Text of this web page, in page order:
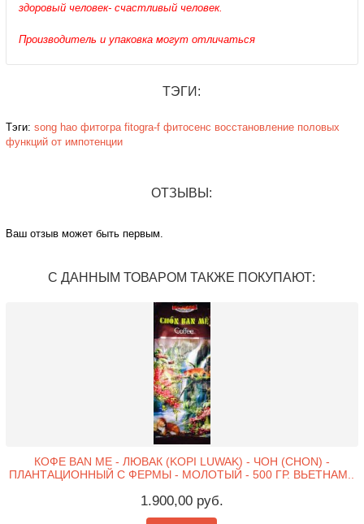
здоровый человек- счастливыйчеловек.
Производитель и упаковка могут отличаться
ТЭГИ:
Тэги: song hao фитогра fitogra-f фитосенс восстановление половых
функций от импотенции
ОТЗЫВЫ:
Ваш отзыв может быть первым.
С ДАННЫМ ТОВАРОМ ТАКЖЕ ПОКУПАЮТ:
КОФЕ BAN ME - ЛЮВАК (KOPI LUWAK) - ЧОН (CHON) -
ПЛАНТАЦИОННЫЙ С ФЕРМЫ - МОЛОТЫЙ - 500 ГР. ВЬЕТНАМ..
1.900,00 руб.